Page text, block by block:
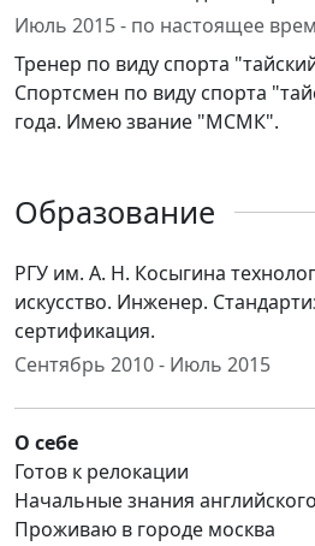
Июль 2015 - по настоящее
Тренер по виду спорта
Спортсмен по виду спорта
года. Имею звание "МСМК".
Образование
РГУ им. А. Н. Косыгина
искусство. Инженер.
сертификация.
Сентябрь 2010 - Июль 2015
О себе
Готов к релокации
Начальные знания
Проживаю в городе москва